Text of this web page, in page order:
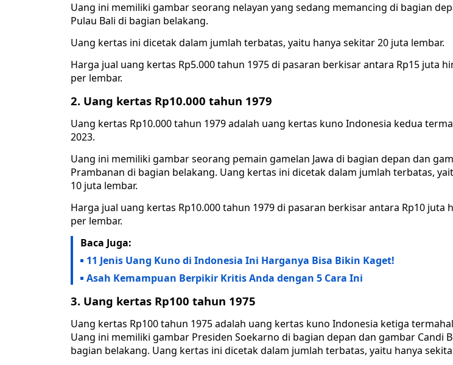
Uang ini memiliki gambar seorang nelayan yang sedang memancing di bagian
Pulau Bali di bagian belakang.
Uang kertas ini dicetak dalam jumlah terbatas, yaitu hanya sekitar 20 juta lembar.
Harga jual uang kertas Rp5.000 tahun 1975 di pasaran berkisar antara Rp15 juta
per lembar.
2. Uang kertas Rp10.000 tahun 1979
Uang kertas Rp10.000 tahun 1979 adalah uang kertas kuno Indonesia kedua
2023.
Uang ini memiliki gambar seorang pemain gamelan Jawa di bagian depan dan
Prambanan di bagian belakang. Uang kertas ini dicetak dalam jumlah terbatas,
10 juta lembar.
Harga jual uang kertas Rp10.000 tahun 1979 di pasaran berkisar antara Rp10 juta
per lembar.
Baca Juga:
11 Jenis Uang Kuno di Indonesia Ini Harganya Bisa Bikin Kaget!
Asah Kemampuan Berpikir Kritis Anda dengan 5 Cara Ini
3. Uang kertas Rp100 tahun 1975
Uang kertas Rp100 tahun 1975 adalah uang kertas kuno Indonesia ketiga
Uang ini memiliki gambar Presiden Soekarno di bagian depan dan gambar Candi
bagian belakang. Uang kertas ini dicetak dalam jumlah terbatas, yaitu hanya